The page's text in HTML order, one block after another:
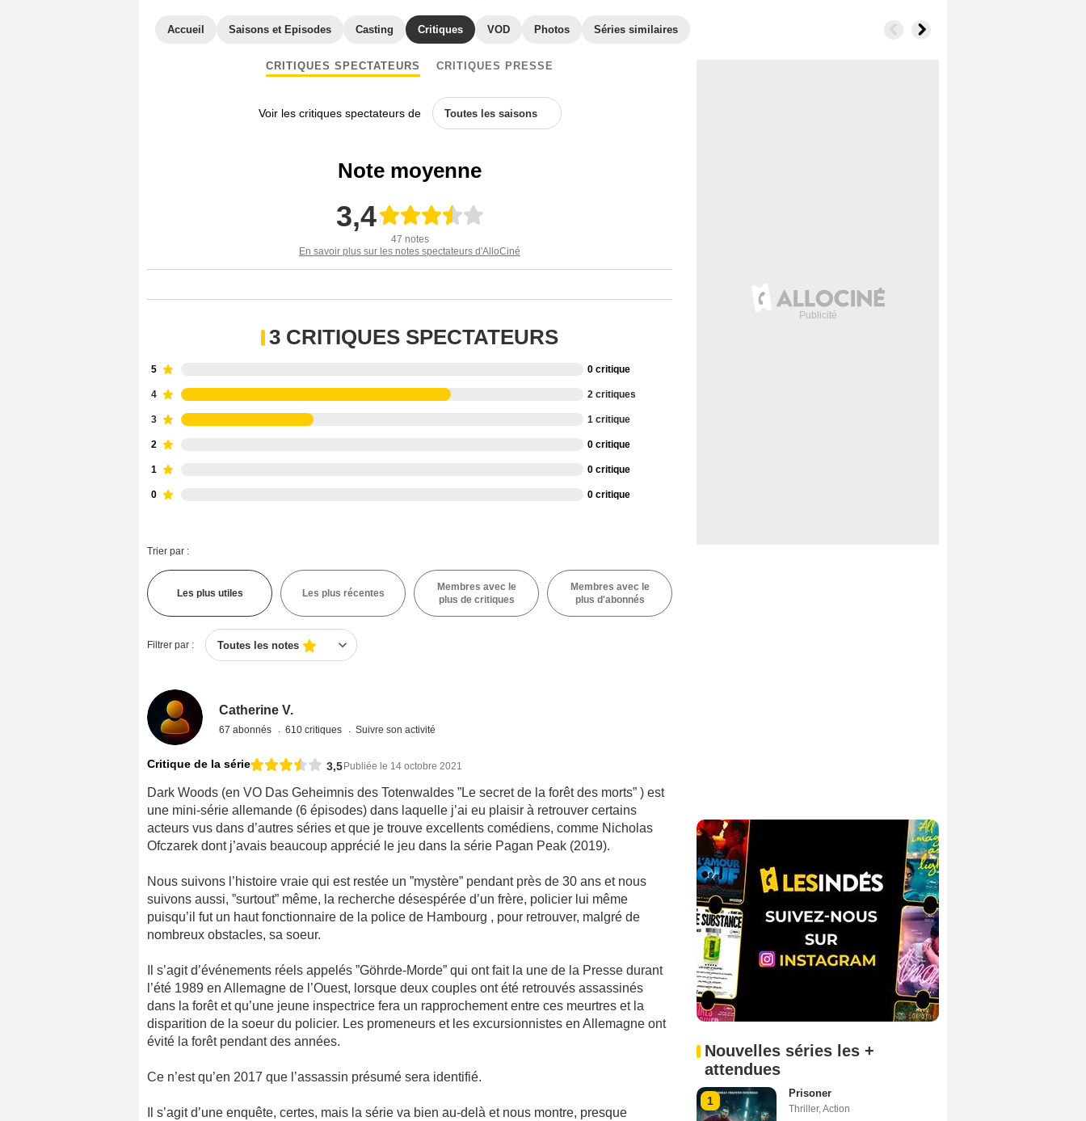
Accueil Saisons et Episodes Casting Critiques VOD Photos Séries similaires
CRITIQUES SPECTATEURS CRITIQUES PRESSE
Voir les critiques spectateurs de Toutes les saisons
Note moyenne
3,4
47 notes
En savoir plus sur les notes spectateurs d'AlloCiné
3 CRITIQUES SPECTATEURS
5 0 critique
4 2 critiques
3 1 critique
2 0 critique
1 0 critique
0 0 critique
Trier par :
Les plus utiles Les plus récentes
Membres avec le
plus de critiques
Membres avec le
plus d'abonnés
Filtrer par : Toutes les notes
Catherine V.
67 abonnés 610 critiques Suivre son activité
Critique de la série 3,5Publiée le 14 octobre 2021
Dark Woods (en VO Das Geheimnis des Totenwaldes ”Le secret de la forêt des morts” ) est
une mini-série allemande (6 épisodes) dans laquelle j’ai eu plaisir à retrouver certains
acteurs vus dans d’autres séries et que je trouve excellents comédiens, comme Nicholas
Ofczarek dont j’avais beaucoup apprécié le jeu dans la série Pagan Peak (2019).
Nous suivons l’histoire vraie qui est restée un ”mystère” pendant près de 30 ans et nous
suivons aussi, ”surtout” même, la recherche désespérée d’un frère, policier lui même
puisqu’il fut un haut fonctionnaire de la police de Hambourg , pour retrouver, malgré de
nombreux obstacles, sa soeur.
Il s’agit d’événements réels appelés ”Göhrde-Morde” qui ont fait la une de la Presse durant
l’été 1989 en Allemagne de l’Ouest, lorsque deux couples ont été retrouvés assassinés
dans la forêt et qu’une jeune inspectrice fera un rapprochement entre ces meurtres et la
disparition de la soeur du policier. Les promeneurs et les excursionnistes en Allemagne ont
évité la forêt pendant des années.
Ce n’est qu’en 2017 que l’assassin présumé sera identifié.
Il s’agit d’une enquête, certes, mais la série va bien au-delà et nous montre, presque
Nouvelles séries les +
attendues
1
Prisoner
Thriller,Action